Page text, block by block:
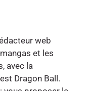
web
et les
avec la
Dragon Ball.